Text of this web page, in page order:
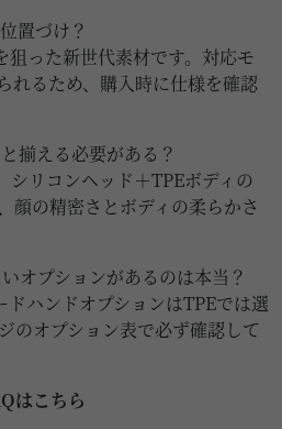
置づけ？
った新世代素材です。対応モ
れるため、購入時に仕様を確認
揃える必要がある？
リコンヘッド＋TPEボディの
顔の精密さとボディの柔らかさ
オプションがあるのは本当？
ハンドオプションはTPEでは選
のオプション表で必ず確認して
はこちら